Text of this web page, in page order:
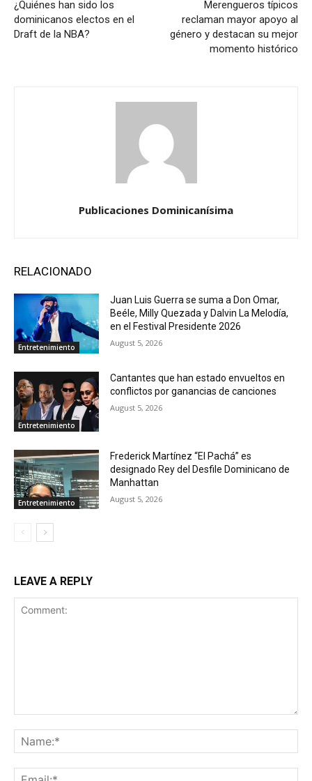
¿Quiénes han sido los
dominicanos electos en el
Draft de la NBA?
Merengueros típicos
reclaman mayor apoyo al
género y destacan su mejor
momento histórico
Publicaciones Dominicanísima
RELACIONADO
Entretenimiento
Juan Luis Guerra se suma a Don Omar,
Beéle, Milly Quezada y Dalvin La Melodía,
en el Festival Presidente 2026
August 5, 2026
Entretenimiento
Cantantes que han estado envueltos en
conflictos por ganancias de canciones
August 5, 2026
Entretenimiento
Frederick Martínez “El Pachá” es
designado Rey del Desfile Dominicano de
Manhattan
August 5, 2026
LEAVE A REPLY